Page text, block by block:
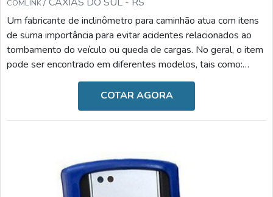
COMLINK
Um fabricante de inclinômetro para caminhão atua com itens
de suma importância para evitar acidentes relacionados ao
tombamento do veículo ou queda de cargas. No geral, o item
pode ser encontrado em diferentes modelos, tais como:
Inclinômetro para semirreboque: reduz o risco de
tombamento e danos ao caminhão, monitora os ângulos
frontais e laterais de inclinação, bloqueia a subida de caixa
caso seja um processo inseguro e possui alarmes visuais e
COTAR AGORA